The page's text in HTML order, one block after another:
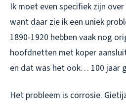
Ik moet even specifiek zijn
want daar zie ik een uniek
1890-1920 hebben vaak nog
hoofdnetten met koper
en dat was het ook… 100 jaar
Het probleem is corrosie.